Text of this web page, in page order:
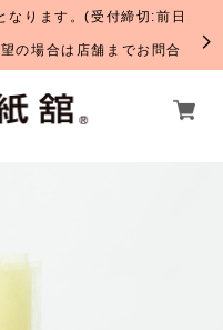
なります。(受付締切:前日
の場合は店舗までお問合